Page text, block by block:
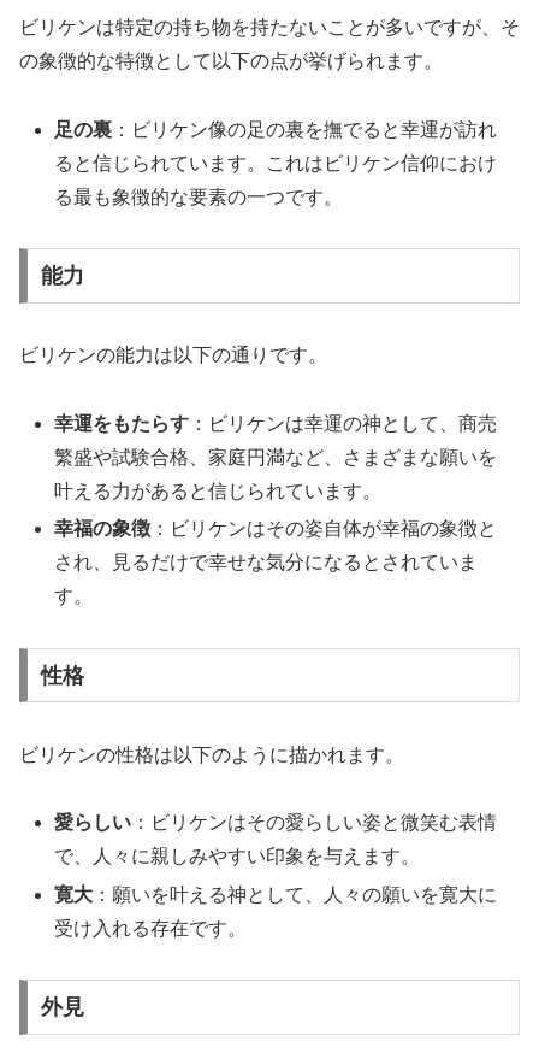
ビリケンは特定の持ち物を持たないことが多いですが、そ
の象徴的な特徴として以下の点が挙げられます。
足の裏 ：ビリケン像の足の裏を撫でると幸運が訪れ
ると信じられています。これはビリケン信仰におけ
る最も象徴的な要素の一つです。
能力
ビリケンの能力は以下の通りです。
幸運をもたらす ：ビリケンは幸運の神として、商売
繁盛や試験合格、家庭円満など、さまざまな願いを
叶える力があると信じられています。
幸福の象徴 ：ビリケンはその姿自体が幸福の象徴と
され、見るだけで幸せな気分になるとされていま
す。
性格
ビリケンの性格は以下のように描かれます。
愛らしい ：ビリケンはその愛らしい姿と微笑む表情
で、人々に親しみやすい印象を与えます。
寛大 ：願いを叶える神として、人々の願いを寛大に
受け入れる存在です。
外見